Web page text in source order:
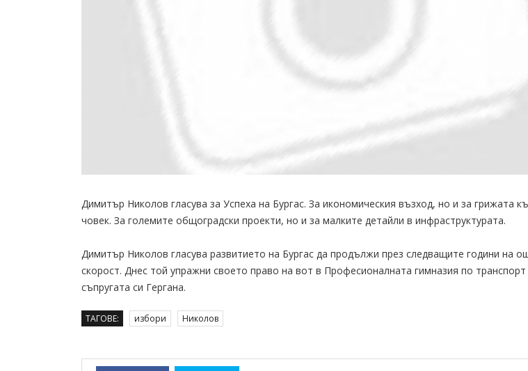
Димитър Николов гласува за Успеха на Бургас. За икономическия възход, но и за грижата
човек. За големите общоградски проекти, но и за малките детайли в инфраструктурата.
Димитър Николов гласува развитието на Бургас да продължи през следващите години на
скорост. Днес той упражни своето право на вот в Професионалната гимназия по
съпругата си Гергана.
ТАГОВЕ: избори Николов